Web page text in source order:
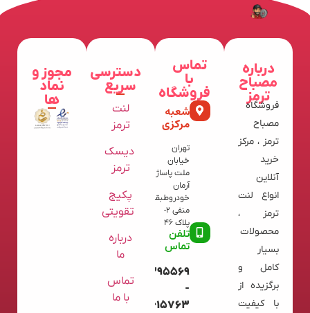
درباره
مصباح
ترمز
فروشگاه
مصباح
ترمز ، مرکز
خرید
آنلاین
انواع لنت
ترمز ،
محصولات
بسیار
کامل و
برگزیده از
با کیفیت
تماس
با
فروشگاه
شعبه
مرکزی
تهران
خیابان
ملت پاساژ
آرمان
خودروطبقه
منفی 2-
پلاک 46
تلفن
تماس
09120395569
-
02136615763
دسترسی
سریع
لنت
ترمز
دیسک
ترمز
پکیج
تقویتی
درباره
ما
تماس
با ما
مجوز و
نماد
ها